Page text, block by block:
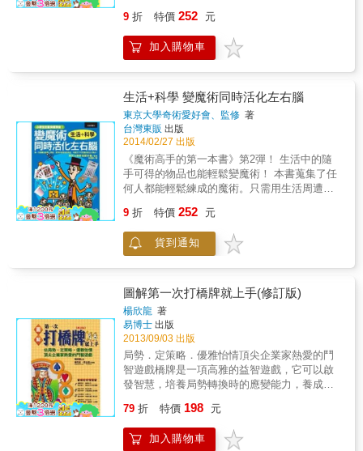
術師聯盟會長 劉建隆 「撲克牌魔術是可以加
強人際溝通及展現魅力的利器。」──魔法黑傑
克 江聖堯 「撲克魔術容易呈現效果，為大家
帶來驚喜和歡樂！」──魔神喬治 方坤祺 「撲
更多朋友！」──喬克叔叔 范民豐
手機和平板電腦，就能隨時變出35種超強魔
術！ 手機相簿、計算機、免安裝網頁、QR
Code、APP 甚至耳機線都能變身魔術道具！道
個人手一機的時代，你可有想過只要擁有一隻
手機或平板電腦，就能隨時隨地表演科技魔
術？魔術鬼才張正龍和李哲宇，首創多項前所
未見的驚人手機及平板電腦魔術，經過無數次
演出考驗後所得出最佳的演繹方法，絕對實
用、效果驚人！並特別將許多魔術idea製作成
網頁，讓你不用預先下載程式。 簡單好
學、效果極佳且不需要複雜設定，只要你有智
慧型手機或平板電腦，本書的魔術都能立刻上
來場即席的個人魔術秀！ 超簡單科技魔法，讓
你瞬間吸引女孩目光，好感度、魅力值瞬間提
升。 & & &
9 折 特價 252 元
加入購物車
生活+科學 變魔術同時活化左右腦
東京大學奇術愛好會、監修 著
台灣東販 出版
2014/02/27 出版
《魔術高手的第一本書》第2彈！ 生活中的隨
手可得的物品也能輕鬆變魔術！ 本書蒐集了任
何人都能輕鬆練成的魔術。只需用生活周遭隨
連連！吃過晚飯後全家團聚時、或是慶生會等
場合上露一手，讓小朋友們歡樂一下吧！就算
對大人來說不算什麼、看起來非常簡單的手
驚訝中衍生出「這是怎麼回事」的疑問，進而
培養探索精神。這是因為孩子們非常喜歡不可
思議的事物。在層意義上，魔術也是種科學，
現象與探究原因也可說是學問的一種吧！希望
魔術能讓孩子懷抱著興趣去探索、學習、掌
握，然後花費心思創造出新的東西！
9 折 特價 252 元
貨到通知
圖解第一次打橋牌就上手(修訂版)
楊欣龍 著
易博士 出版
2013/09/03 出版
局勢．定策略．優雅怡情頂尖企業家熱愛的鬥
智遊戲橋牌是一項高雅的益智遊戲，它可以啟
發智慧，培養局勢轉換時的應變能力，養成判
腦力運動，你每十分鐘就會看到新局面；五十
二張牌所牽引出的變化，會讓人團結合作，思
考最佳的防守之道。這項優雅的競技，也是世
79 折 特價 198 元
加入購物車